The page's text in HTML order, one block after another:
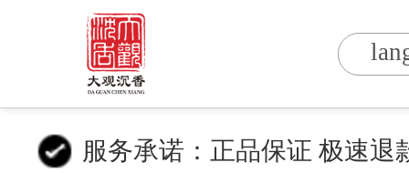
服务承诺：正品保证 极速退